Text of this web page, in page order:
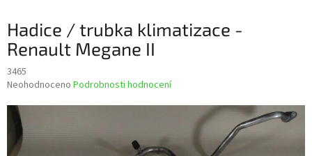
Hadice / trubka klimatizace -
Renault Megane II
3465
Průměrné
produktu
0,0
Neohodnoceno Podrobnosti hodnocení